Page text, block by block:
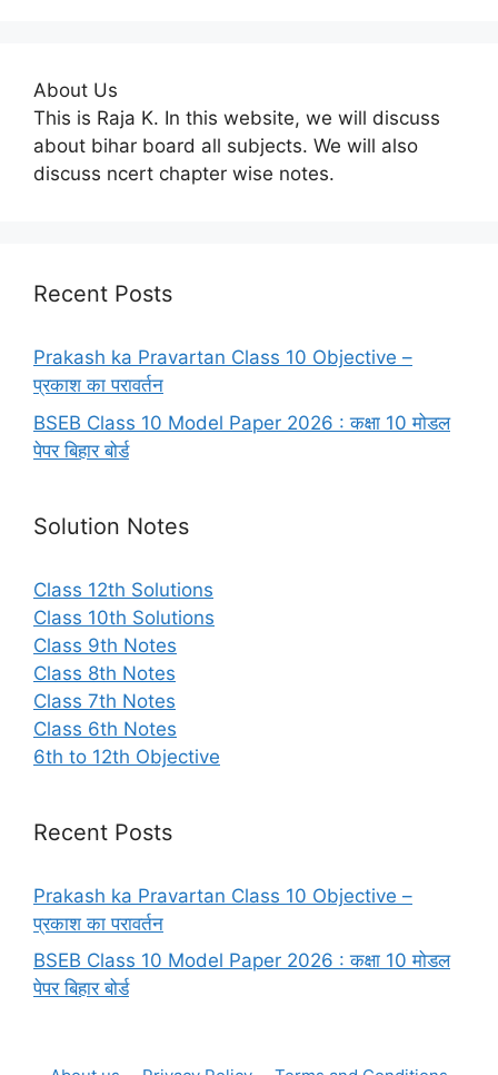
About Us
This is Raja K. In this website, we will discuss
about bihar board all subjects. We will also
discuss ncert chapter wise notes.
Recent Posts
Prakash ka Pravartan Class 10 Objective –
प्रकाश का परावर्तन
BSEB Class 10 Model Paper 2026 : कक्षा 10 मोडल
पेपर बिहार बोर्ड
Solution Notes
Class 12th Solutions
Class 10th Solutions
Class 9th Notes
Class 8th Notes
Class 7th Notes
Class 6th Notes
6th to 12th Objective
Recent Posts
Prakash ka Pravartan Class 10 Objective –
प्रकाश का परावर्तन
BSEB Class 10 Model Paper 2026 : कक्षा 10 मोडल
पेपर बिहार बोर्ड